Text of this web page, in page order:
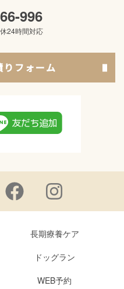
996
24時間対応
りフォーム
長期療養ケア
ドッグラン
WEB予約